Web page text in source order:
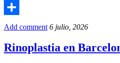
Email
Compartir
Add comment 6 julio, 2026
Rinoplastia en